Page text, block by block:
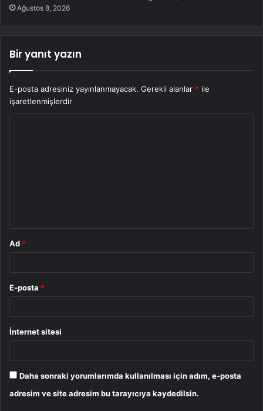
Ağustos 8, 2026
Bir yanıt yazın
E-posta adresiniz yayınlanmayacak. Gerekli alanlar * ile
işaretlenmişlerdir
Ad *
E-posta *
İnternet sitesi
Daha sonraki yorumlarımda kullanılması için adım, e-posta
adresim ve site adresim bu tarayıcıya kaydedilsin.